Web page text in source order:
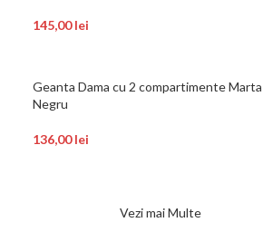
145,00lei
Geanta Dama cu 2 compartimente Marta
Negru
136,00lei
Vezi mai Multe